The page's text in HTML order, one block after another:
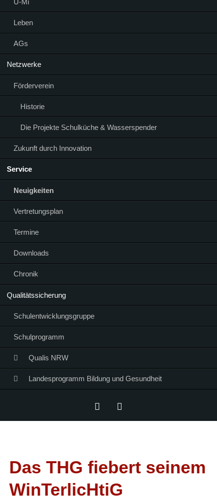
Leben
AGs
Netzwerke
Förderverein
Historie
Die Projekte Schulküche & Wasserspender
Zukunft durch Innovation
Service
Neuigkeiten
Vertretungsplan
Termine
Downloads
Chronik
Qualitätssicherung
Schulentwicklungsgruppe
Schulprogramm
Qualis NRW
Landesprogramm Bildung und Gesundheit
Das THG fiebert seinem
WinTerlicHtiG